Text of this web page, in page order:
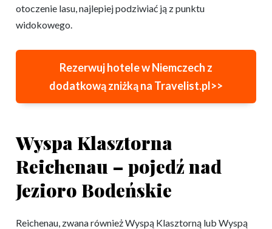
otoczenie lasu, najlepiej podziwiać ją z punktu
widokowego.
Rezerwuj hotele w Niemczech z
dodatkową zniżką na Travelist.pl>>
Wyspa Klasztorna
Reichenau – pojedź nad
Jezioro Bodeńskie
Reichenau, zwana również Wyspą Klasztorną lub Wyspą